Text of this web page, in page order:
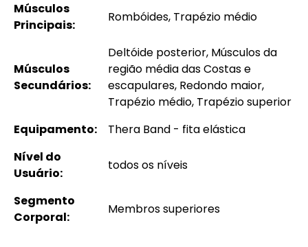
Músculos
Principais:
Rombóides, Trapézio médio
Músculos
Secundários:
Deltóide posterior, Músculos da
região média das Costas e
escapulares, Redondo maior,
Trapézio médio, Trapézio superior
Equipamento:
Thera Band - fita elástica
Nível do
Usuário:
todos os níveis
Segmento
Corporal:
Membros superiores